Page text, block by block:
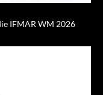
IFMAR WM 2026